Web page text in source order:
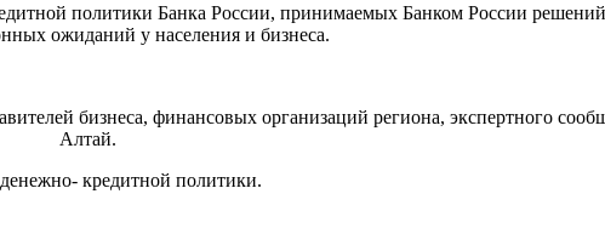
политики Банка России, принимаемых Банком России решений
ожиданий у населения и бизнеса.
бизнеса, финансовых организаций региона, экспертного
Алтай.
кредитной политики.